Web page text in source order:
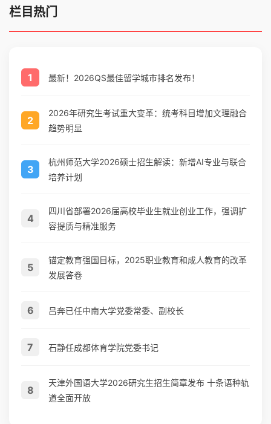
栏目热门
1 最新！2026QS最佳留学城市排名发布！
2
2026年研究生考试重大变革：统考科目增加文理融合
趋势明显
3
杭州师范大学2026硕士招生解读：新增AI专业与联合
培养计划
4
四川省部署2026届高校毕业生就业创业工作，强调扩
容提质与精准服务
5
锚定教育强国目标，2025职业教育和成人教育的改革
发展答卷
6 吕奔已任中南大学党委常委、副校长
7 石静任成都体育学院党委书记
8
天津外国语大学2026研究生招生简章发布 十条语种轨
道全面开放